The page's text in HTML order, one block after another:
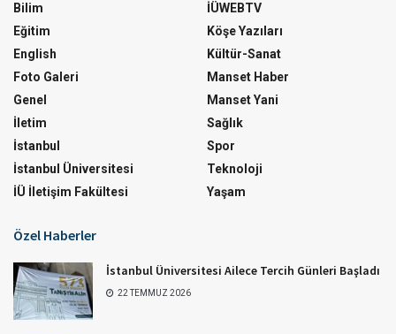
Bilim
Eğitim
English
Foto Galeri
Genel
İletim
İstanbul
İstanbul Üniversitesi
İÜ İletişim Fakültesi
İÜWEBTV
Köşe Yazıları
Kültür-Sanat
Manset Haber
Manset Yani
Sağlık
Spor
Teknoloji
Yaşam
Özel Haberler
İstanbul Üniversitesi Ailece Tercih Günleri Başladı
22 TEMMUZ 2026